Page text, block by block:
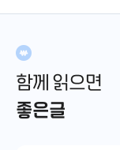
함께 읽으면
좋은글